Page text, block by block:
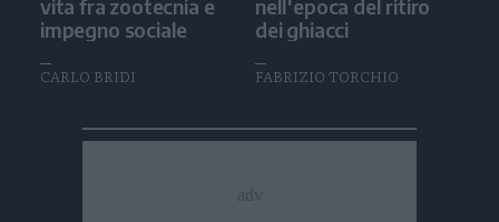
vita fra zootecnia e
impegno sociale
CARLO BRIDI
nell'epoca del ritiro
dei ghiacci
FABRIZIO TORCHIO